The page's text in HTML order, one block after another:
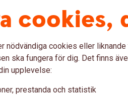
cookies,
nödvändiga cookies eller
ska fungera för dig. Det finns
upplevelse:
prestanda och statistik